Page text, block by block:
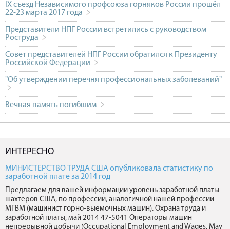
IX съезд Независимого профсоюза горняков России прошёл
22-23 марта 2017 года
Представители НПГ России встретились с руководством
Роструда
Совет представителей НПГ России обратился к Президенту
Российской Федерации
"Об утверждении перечня профессиональных заболеваний"
Вечная память погибшим
ИНТЕРЕСНО
МИНИСТЕРСТВО ТРУДА США опубликовала статистику по
заработной плате за 2014 год
Предлагаем для вашей информации уровень заработной платы
шахтеров США, по профессии, аналогичной нашей профессии
МГВМ (машинист горно-выемочных машин). Охрана труда и
заработной платы, май 2014 47-5041 Операторы машин
непрерывной добычи (Occupational Employment and Wages, May